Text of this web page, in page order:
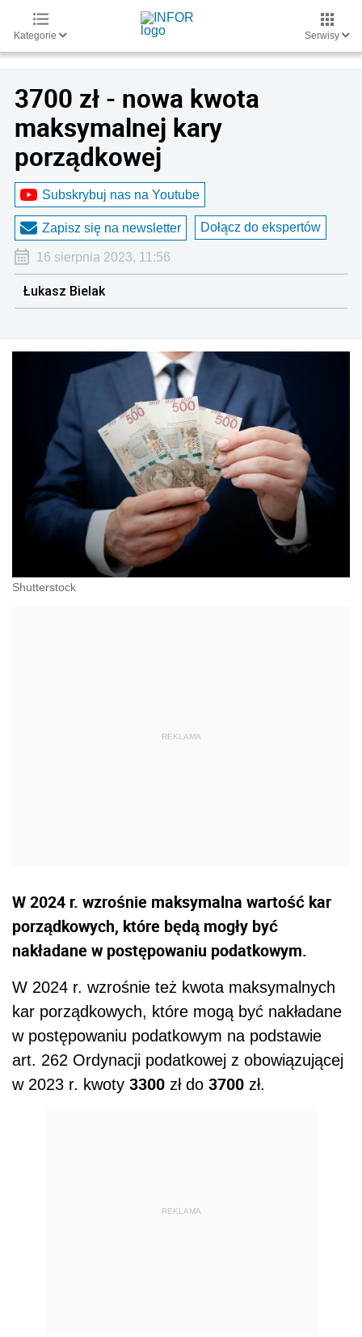
Kategorie Serwisy
3700 zł - nowa kwota
maksymalnej kary
porządkowej
Subskrybuj nas na Youtube
Zapisz się na newsletter Dołącz do ekspertów
16 sierpnia 2023, 11:56
Łukasz Bielak
Shutterstock
W 2024 r. wzrośnie maksymalna wartość kar
porządkowych, które będą mogły być
nakładane w postępowaniu podatkowym.
W 2024 r. wzrośnie też kwota maksymalnych
kar porządkowych, które mogą być nakładane
w postępowaniu podatkowym na podstawie
art. 262 Ordynacji podatkowej z obowiązującej
w 2023 r. kwoty 3300 zł do 3700 zł.
REKLAMA